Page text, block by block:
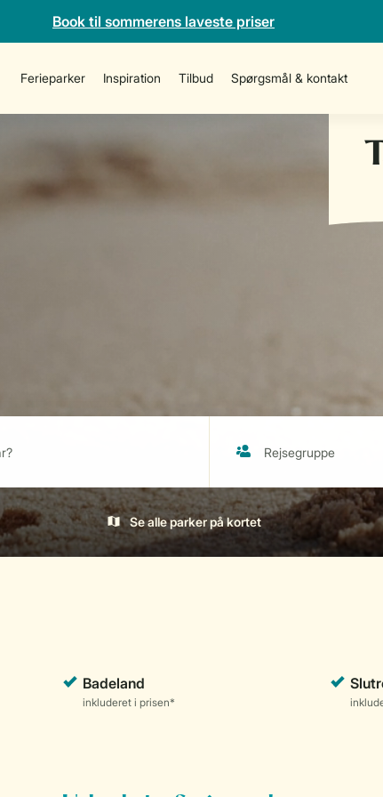
Book til sommerens laveste priser
Ferieparker Inspiration Tilbud Spørgsmål & kontakt
Se alle parker på kortet